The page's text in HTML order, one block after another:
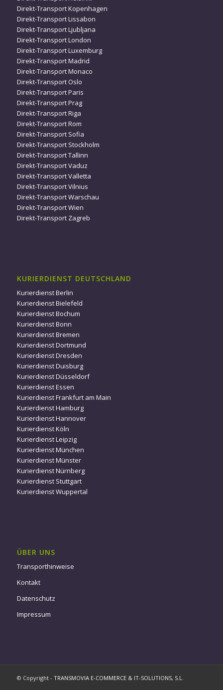
Direkt-Transport Kopenhagen
Direkt-Transport Lissabon
Direkt-Transport Ljubljana
Direkt-Transport London
Direkt-Transport Luxemburg
Direkt-Transport Madrid
Direkt-Transport Monaco
Direkt-Transport Oslo
Direkt-Transport Paris
Direkt-Transport Prag
Direkt-Transport Riga
Direkt-Transport Rom
Direkt-Transport Sofia
Direkt-Transport Stockholm
Direkt-Transport Tallinn
Direkt-Transport Vaduz
Direkt-Transport Valletta
Direkt-Transport Vilnius
Direkt-Transport Warschau
Direkt-Transport Wien
Direkt-Transport Zagreb
KURIERDIENST DEUTSCHLAND
Kurierdienst Berlin
Kurierdienst Bielefeld
Kurierdienst Bochum
Kurierdienst Bonn
Kurierdienst Bremen
Kurierdienst Dortmund
Kurierdienst Dresden
Kurierdienst Duisburg
Kurierdienst Düsseldorf
Kurierdienst Essen
Kurierdienst Frankfurt am Main
Kurierdienst Hamburg
Kurierdienst Hannover
Kurierdienst Köln
Kurierdienst Leipzig
Kurierdienst München
Kurierdienst Münster
Kurierdienst Nürnberg
Kurierdienst Stuttgart
Kurierdienst Wuppertal
ÜBER UNS
Transporthinweise
Kontakt
Datenschutz
Impressum
© Copyright - TRANSMOVIA E-COMMERCE & IT-SOLUTIONS, S.L.